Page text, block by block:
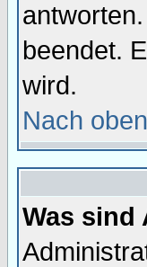
beendet.
wird.
Nach oben
Was sind